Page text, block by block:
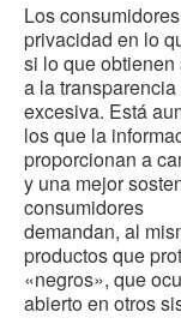
Los
privacidad en lo
si lo que
a la
excesiva. Está
los que la
proporcionan a
y una mejor
consumidores
demandan, al
productos que
«negros», que
abierto en otros